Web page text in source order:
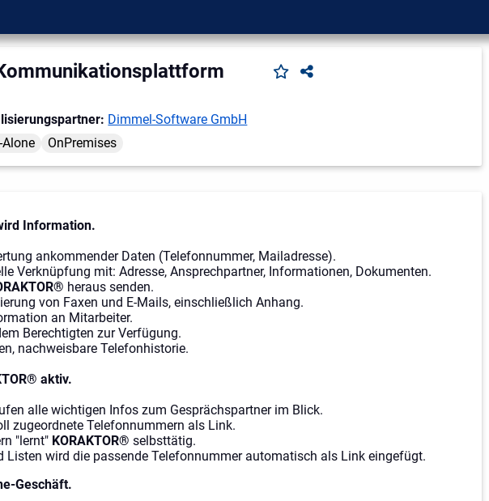
Dimmel-Software GmbH
Alone OnPremises
Information.
ankommender Daten (Telefonnummer, Mailadresse).
Verknüpfung mit: Adresse, Ansprechpartner, Informationen, Dokumenten.
heraus senden.
von Faxen und E-Mails, einschließlich Anhang.
an Mitarbeiter.
Berechtigten zur Verfügung.
nachweisbare Telefonhistorie.
aktiv.
alle wichtigen Infos zum Gesprächspartner im Blick.
zugeordnete Telefonnummern als Link.
"lernt" KORAKTOR® selbsttätig.
Listen wird die passende Telefonnummer automatisch als Link eingefügt.
Geschäft.